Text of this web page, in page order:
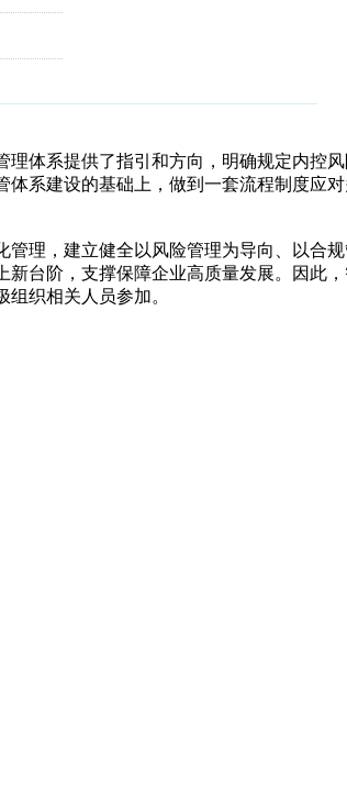
系提供了指引和方向，明确规定内控
系建设的基础上，做到一套流程制度应
，建立健全以风险管理为导向、以合
台阶，支撑保障企业高质量发展。因此
织相关人员参加。